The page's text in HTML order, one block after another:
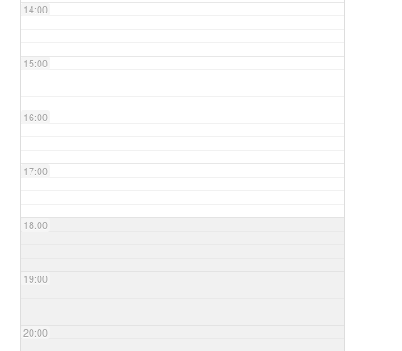
14:00
15:00
16:00
17:00
18:00
19:00
20:00